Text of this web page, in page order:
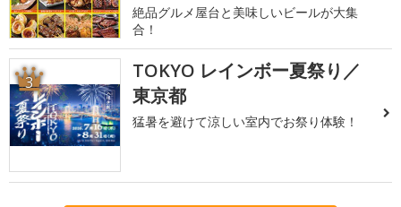
絶品グルメ屋台と美味しいビールが大集
合！
3
TOKYO レインボー夏祭り／
東京都
猛暑を避けて涼しい室内でお祭り体験！